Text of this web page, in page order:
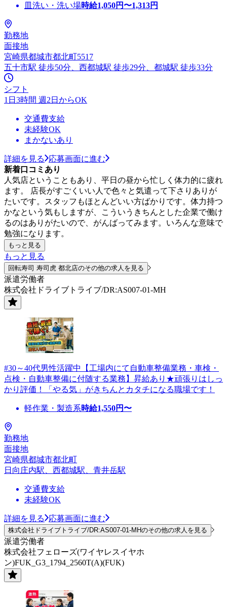
皿洗い・洗い場時給1,050円〜1,313円
勤務地
面接地
宮崎県都城市都北町5517
五十市駅 徒歩50分、西都城駅 徒歩29分、都城駅 徒歩33分
シフト
1日3時間 週2日からOK
交通費支給
未経験OK
まかないあり
詳細を見る
応募画面に進む
新着口コミあり
人気店ということもあり、平日の昼から忙しく体力的に疲れ
ます。 店長がすごくいい人で色々と気遣って下さりありが
たいです。スタッフもほとんどいい方ばかりです。体力持つ
かなという気もしますが、こういうきちんとした企業で働け
るのはありがたいので、がんばってみます。いろんな意味で
勉強になります。
もっと見る
もっと見る
回転寿司 寿司虎 都北店のその他の求人を見る
派遣労働者
株式会社ドライブトライブ/DR:AS007-01-MH
#30～40代男性活躍中【工場内にて自動車整備業務・車検・
点検・自動車整備に付随する業務】昇給あり★頑張りはしっ
かり評価！「やる気」がきちんとカタチになる職場です！
軽作業・製造系時給1,550円〜
勤務地
面接地
宮崎県都城市都北町
日向庄内駅、西都城駅、青井岳駅
交通費支給
未経験OK
詳細を見る 応募画面に進む
株式会社ドライブトライブ/DR:AS007-01-MHのその他の求人を見る
派遣労働者
株式会社フェローズ(ワイヤレスイヤホ
ン)FUK_G3_1794_2560T(A)(FUK)